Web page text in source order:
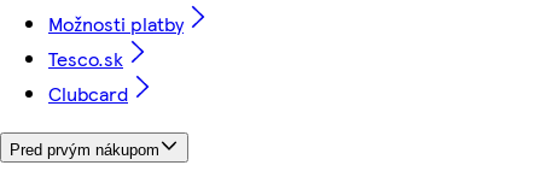
Možnosti platby
Tesco.sk
Clubcard
Pred prvým nákupom